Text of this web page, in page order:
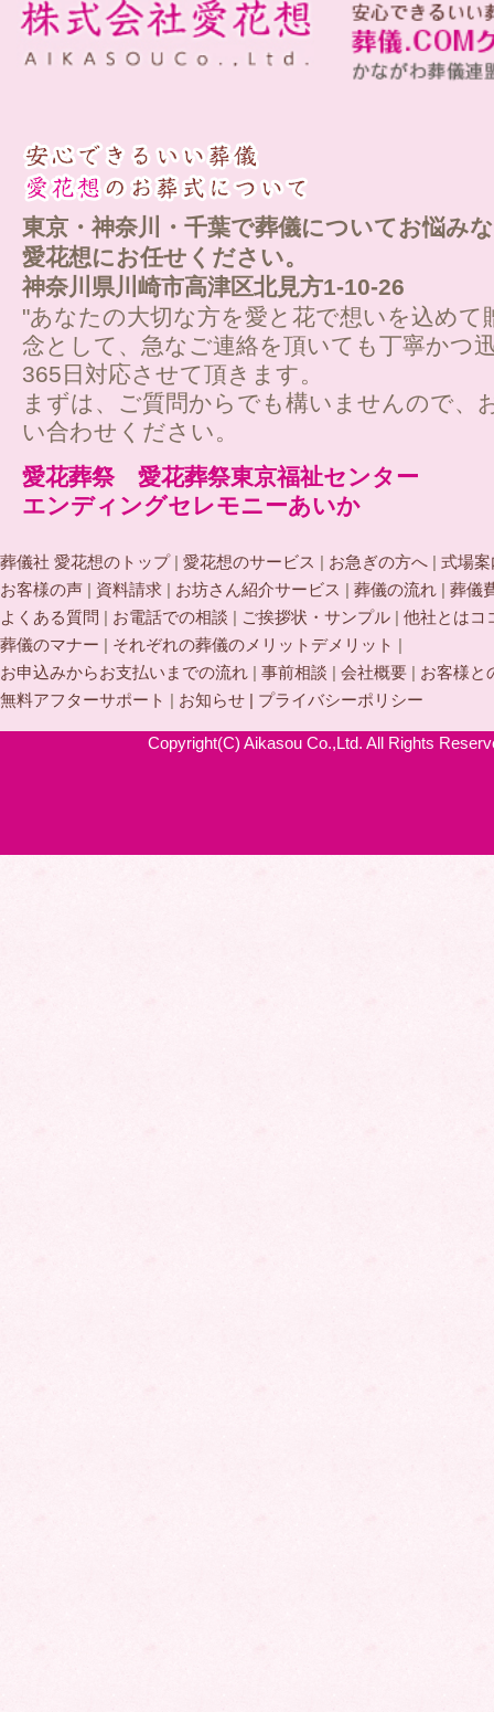
東京・神奈川・千葉で葬儀についてお悩み
愛花想にお任せください。
神奈川県川崎市高津区北見方1-10-26
"あなたの大切な方を愛と花で想いを込めて
念として、急なご連絡を頂いても丁寧かつ
365日対応させて頂きます。
まずは、ご質問からでも構いませんので、
い合わせください。
愛花葬祭 愛花葬祭東京福祉センター
エンディングセレモニーあいか
葬儀社 愛花想のトップ| 愛花想のサービス | お急ぎの方へ | 式場
お客様の声 | 資料請求 | お坊さん紹介サービス | 葬儀の流れ | 葬儀
よくある質問 | お電話での相談 | ご挨拶状・サンプル | 他社とはコ
葬儀のマナー | それぞれの葬儀のメリットデメリット |
お申込みからお支払いまでの流れ | 事前相談 | 会社概要 | お客様と
無料アフターサポート | お知らせ | プライバシーポリシー
Copyright(C) Aikasou Co.,Ltd. All Rights